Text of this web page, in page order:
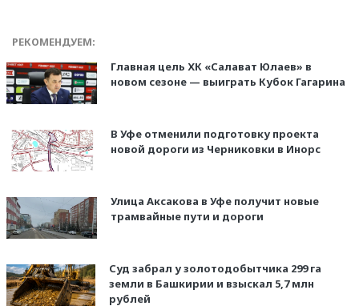
РЕКОМЕНДУЕМ:
Главная цель ХК «Салават Юлаев» в
новом сезоне — выиграть Кубок Гагарина
В Уфе отменили подготовку проекта
новой дороги из Черниковки в Инорс
Улица Аксакова в Уфе получит новые
трамвайные пути и дороги
Суд забрал у золотодобытчика 299 га
земли в Башкирии и взыскал 5,7 млн
рублей